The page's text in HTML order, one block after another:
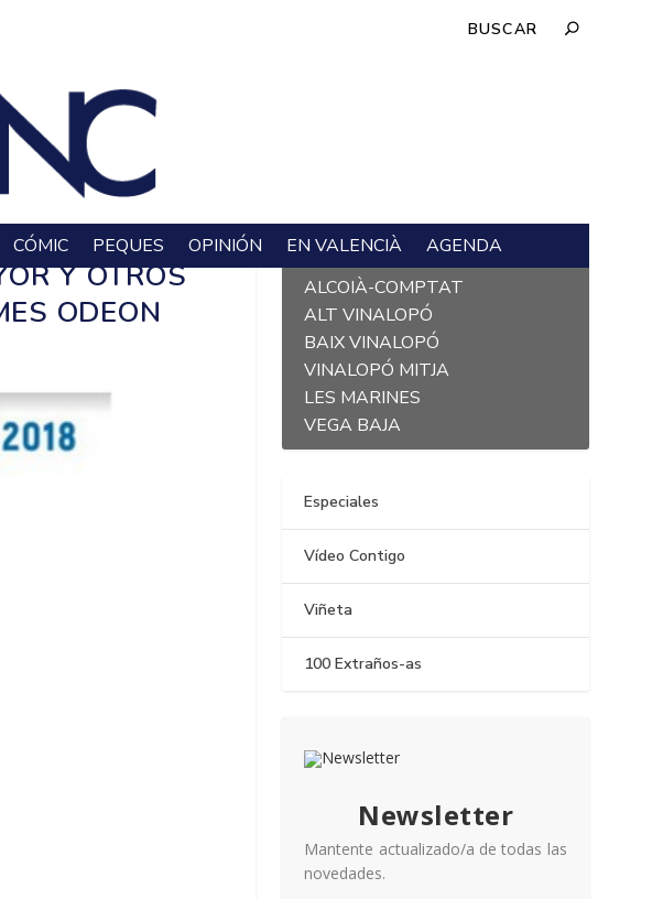
CÓMIC PEQUES OPINIÓN EN VALENCIÀ AGENDA
Y OTROS
ODEON
L´ALACANTÍ
ALCOIÀ-COMPTAT
ALT VINALOPÓ
BAIX VINALOPÓ
VINALOPÓ MITJA
LES MARINES
VEGA BAJA
Especiales
Vídeo Contigo
Viñeta
100 Extraños-as
Newsletter
Mantente actualizado/a de todas las
novedades.